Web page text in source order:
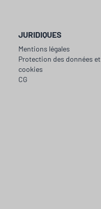
JURIDIQUES
Mentions légales
Protection des données et
cookies
CG